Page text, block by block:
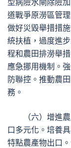
型病險水閘除險
道戰爭原澇區管
做好災毀舉措措
統扶植，過度進
程和農田排澇舉
應急挪用機制。
防聯控。推動農
務。
（六）增進
口多元化。培養
特點農產物出口